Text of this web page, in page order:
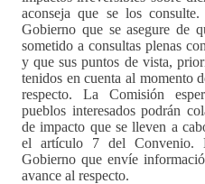
aconseja que se los
Gobierno que se asegure de
sometido a consultas plenas
y que sus puntos de vista,
tenidos en cuenta al momento
respecto. La Comisión
pueblos interesados podrán
de impacto que se lleven a
el artículo 7 del Convenio.
Gobierno que envíe
avance al respecto.